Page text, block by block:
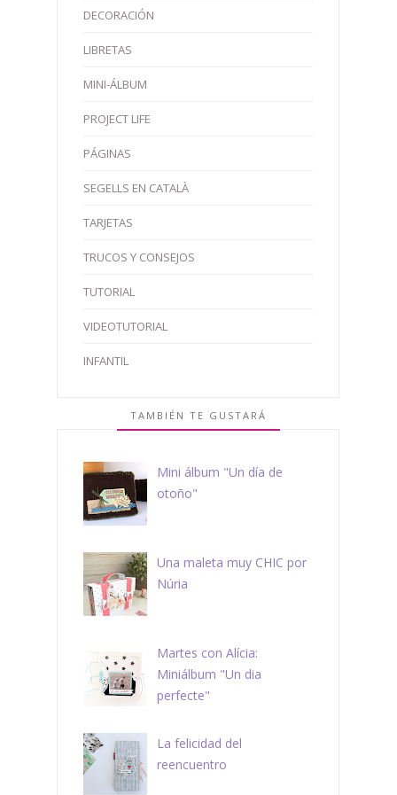
DECORACIÓN
LIBRETAS
MINI-ÁLBUM
PROJECT LIFE
PÁGINAS
SEGELLS EN CATALÀ
TARJETAS
TRUCOS Y CONSEJOS
TUTORIAL
VIDEOTUTORIAL
INFANTIL
TAMBIÉN TE GUSTARÁ
Mini álbum "Un día de
otoño"
Una maleta muy CHIC por
Núria
Martes con Alícia:
Miniálbum "Un dia
perfecte"
La felicidad del
reencuentro